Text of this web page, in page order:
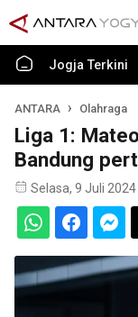
Jogja Terkini
ANTARA Olahraga
Liga 1:
Bandung
Selasa, 9 Juli 2024